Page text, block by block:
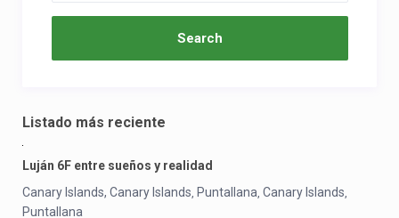
Listado más reciente
Luján 6F entre sueños y realidad
Canary Islands, Canary Islands, Puntallana, Canary Islands,
Puntallana